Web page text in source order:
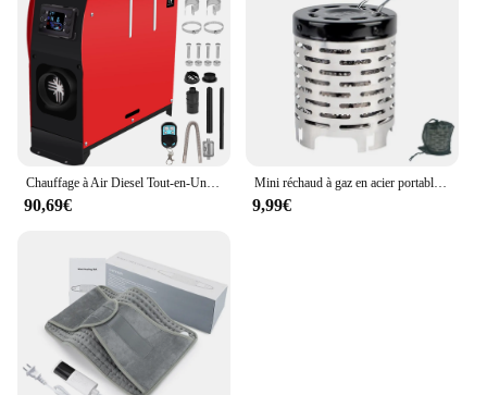
Chauffage à Air Diesel Tout-en-Un de 5000W, 12V/24V, avec Joli LCD Amélioré, Chauffage Rapide pour Garage, Montres
90,69€
Mini réchaud à gaz en acier portable résistant à l'usure, équipement de couverture chauffante pour camping en plein air
9,99€